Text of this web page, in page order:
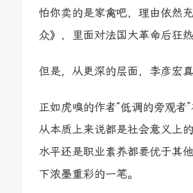
怕你卖的是家禽吧，理由依然
众》，里面对法国大革命后狂
但是，从更深的层面，李彦宏
正如虎嗅的作者“低调的旁观者
从本质上来说都是社会意义上
水平还是职业素养都要优于其
下浓墨重彩的一笔。